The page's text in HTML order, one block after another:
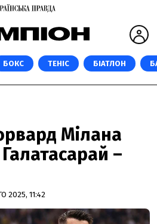
БОКС ТЕНІС БІАТЛОН
Мілана
–
2025, 11:42